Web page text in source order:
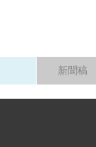
新聞稿